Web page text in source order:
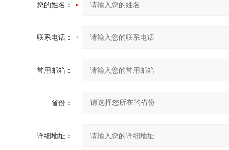
您的姓名：
联系电话：
常用邮箱：
省份：
详细地址：